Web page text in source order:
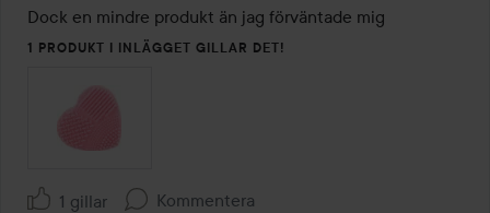
av
5
Dock en mindre produkt än jag förväntade mig
1 PRODUKT I INLÄGGET GILLAR DET!
1 gillar Kommentera